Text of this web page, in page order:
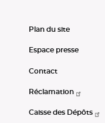
Plan du site
Espace presse
Contact
Réclamation
Caisse des Dépôts